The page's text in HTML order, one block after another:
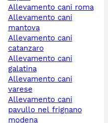
allevamento cani roma
allevamento cani
mantova
allevamento cani
catanzaro
allevamento cani
galatina
allevamento cani
varese
allevamento cani
pavullo nel frignano
modena